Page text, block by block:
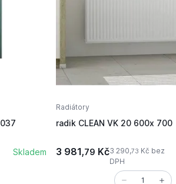
Skladem
Radiátory
radik CLEAN VK 20 600x 700
3 981,79 Kč3 290,73 Kč bez
DPH